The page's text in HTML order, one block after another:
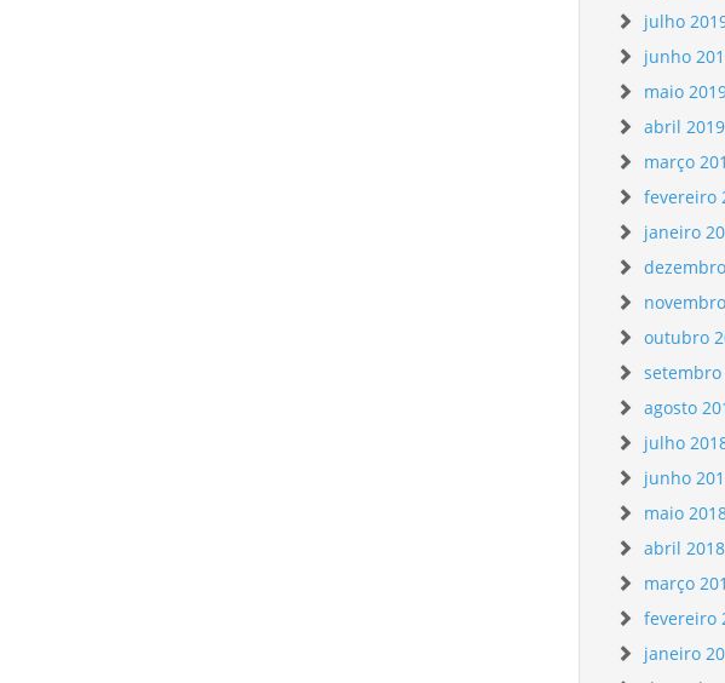
julho
junho
maio
abril 2019
março
fevereiro
janeiro
outubro
setembro
agosto
julho
junho
maio
abril 2018
março
fevereiro
janeiro